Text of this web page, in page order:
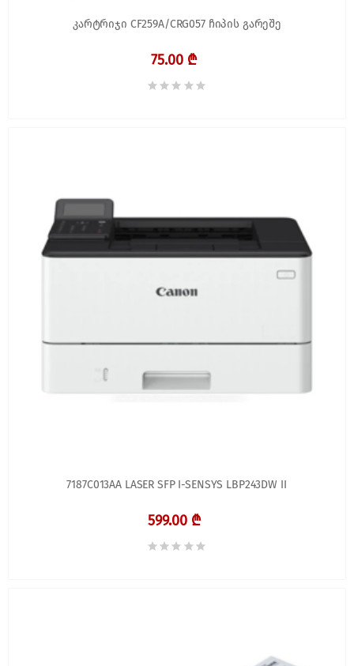
კარტრიჯი CF259A/CRG057 ჩიპის გარეშე
75.00 ₾
7187C013AA LASER SFP I-SENSYS LBP243DW II
599.00 ₾